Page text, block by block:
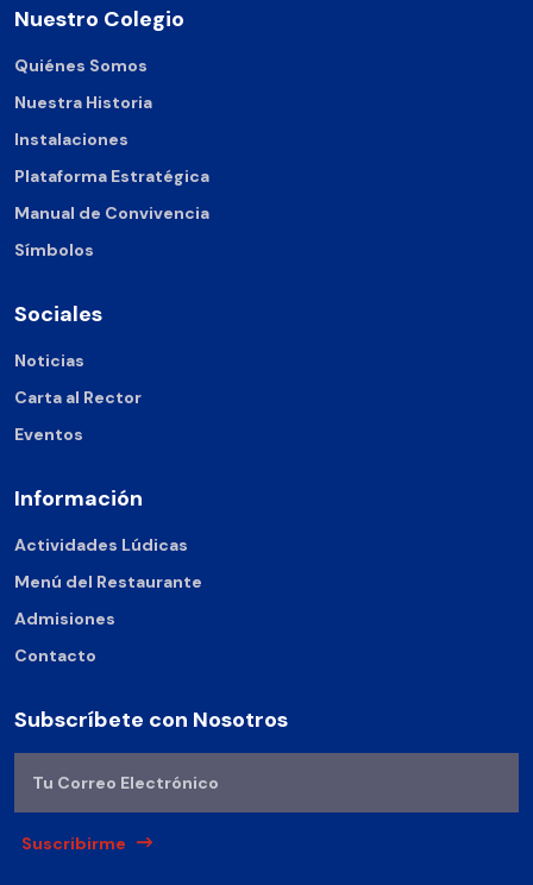
Nuestro Colegio
Quiénes Somos
Nuestra Historia
Instalaciones
Plataforma Estratégica
Manual de Convivencia
Símbolos
Sociales
Noticias
Carta al Rector
Eventos
Información
Actividades Lúdicas
Menú del Restaurante
Admisiones
Contacto
Subscríbete con Nosotros
Suscribirme